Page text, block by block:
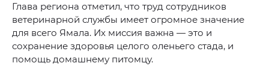
Глава региона отметил, что труд сотрудников
ветеринарной службы имеет огромное значение
для всего Ямала. Их миссия важна — это и
сохранение здоровья целого оленьего стада, и
помощь домашнему питомцу.